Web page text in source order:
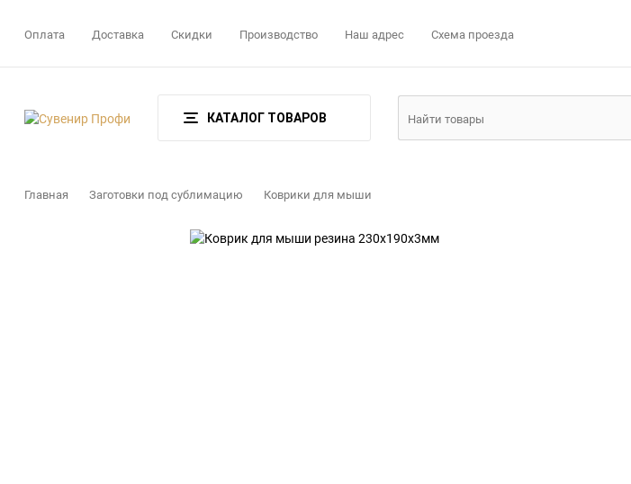
Оплата Доставка Скидки Производство Наш адрес Схема проезда
КАТАЛОГ ТОВАРОВ
Главная Заготовки под сублимацию Коврики для мыши